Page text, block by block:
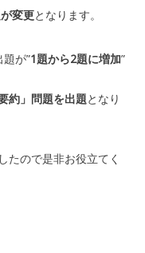
変更となります。
が”1題から2題に増加”
要約」問題を出題となり
たので是非お役立てく